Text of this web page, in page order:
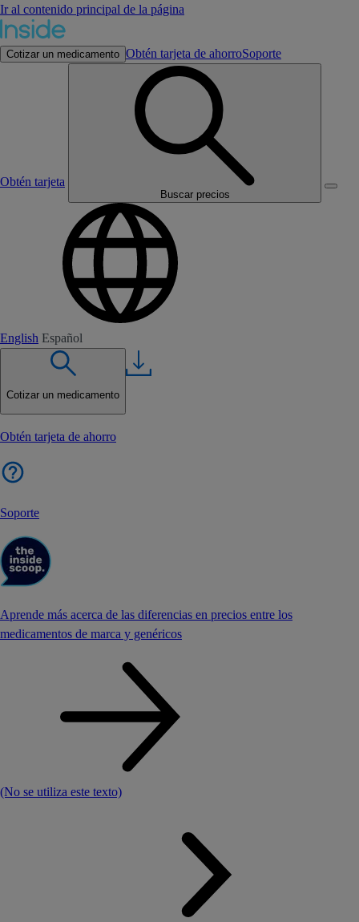
Ir al contenido principal de la página
Cotizar un medicamento Obtén tarjeta de ahorroSoporte
Obtén tarjeta
Buscar precios
English Español
Cotizar un medicamento
Obtén tarjeta de ahorro
Soporte
Aprende más acerca de las diferencias en precios entre los
medicamentos de marca y genéricos
(No se utiliza este texto)